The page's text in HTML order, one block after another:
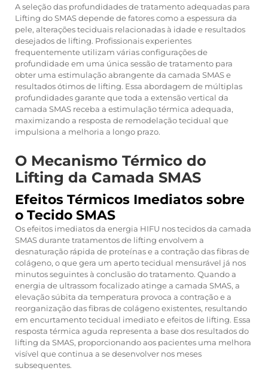
A seleção das profundidades de tratamento adequadas para
Lifting do SMASdepende de fatores como a espessura da
pele, alterações teciduais relacionadas à idade e resultados
desejados de lifting. Profissionais experientes
frequentemente utilizam várias configurações de
profundidade em uma única sessão de tratamento para
obter uma estimulação abrangente da camada SMAS e
resultados ótimos de lifting. Essa abordagem de múltiplas
profundidades garante que toda a extensão vertical da
camada SMAS receba a estimulação térmica adequada,
maximizando a resposta de remodelação tecidual que
impulsiona a melhoria a longo prazo.
O Mecanismo Térmico do
Lifting da Camada SMAS
Efeitos Térmicos Imediatos sobre
o Tecido SMAS
Os efeitos imediatos da energia HIFU nos tecidos da camada
SMAS durante tratamentos de lifting envolvem a
desnaturação rápida de proteínas e a contração das fibras de
colágeno, o que gera um aperto tecidual mensurável já nos
minutos seguintes à conclusão do tratamento. Quando a
energia de ultrassom focalizado atinge a camada SMAS, a
elevação súbita da temperatura provoca a contração e a
reorganização das fibras de colágeno existentes, resultando
em encurtamento tecidual imediato e efeitos de lifting. Essa
resposta térmica aguda representa a base dos resultados do
lifting da SMAS, proporcionando aos pacientes uma melhora
visível que continua a se desenvolver nos meses
subsequentes.